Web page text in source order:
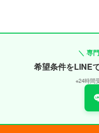
＼ 専
希望条件をLINE
※24時間